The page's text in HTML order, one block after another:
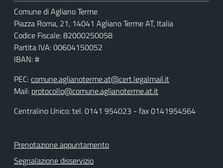
Comune di Agliano Terme
Piazza Roma, 21, 14041 Agliano Terme AT, Italia
Codice Fiscale: 82000250058
Partita IVA: 00604150052
IBAN: #
PEC:comune.aglianoterme.at@cert.legalmail.it
Mail: protocollo@comune.aglianoterme.at.it
Centralino Unico: tel. 0141 954023 - fax 0141954564
Prenotazione appuntamento
Segnalazione disservizio